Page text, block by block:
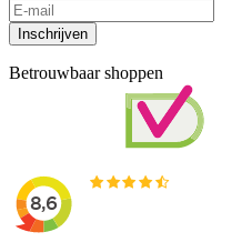
Inschrijven
Betrouwbaar shoppen